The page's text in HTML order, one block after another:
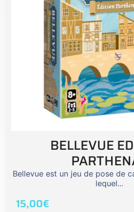
BELLEVUE
Bellevue est un jeu de pose de
lequel...
15,00€